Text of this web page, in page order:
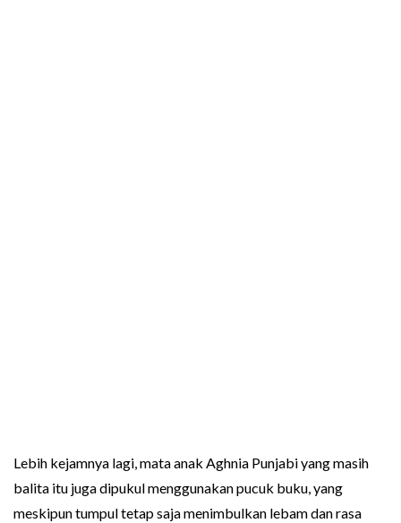
Lebih kejamnya lagi, mata anak Aghnia Punjabi yang masih
balita itu juga dipukul menggunakan pucuk buku, yang
meskipun tumpul tetap saja menimbulkan lebam dan rasa